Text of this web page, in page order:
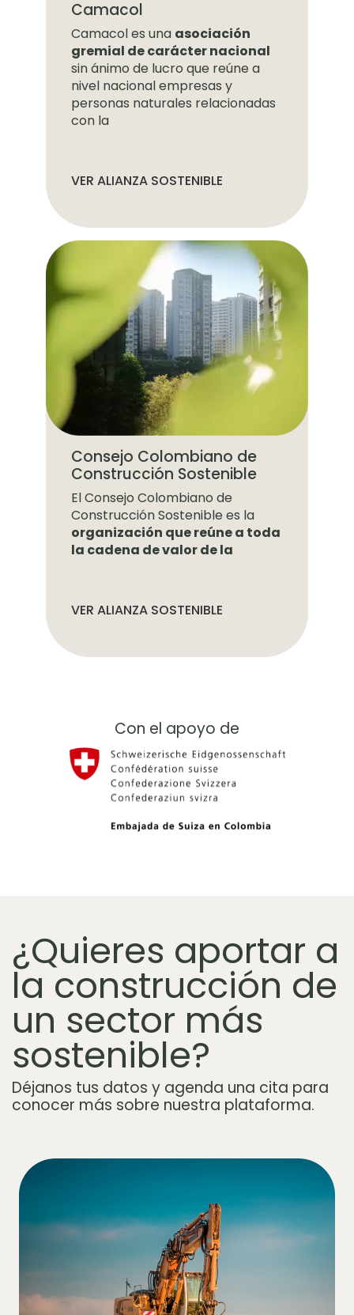
Camacol
Camacol es una asociación
gremial de carácter nacional
sin ánimo de lucro que reúne a
nivel nacional empresas y
personas naturales relacionadas
con la
VER ALIANZA SOSTENIBLE
Imagen
Consejo Colombiano de
Construcción Sostenible
El Consejo Colombiano de
Construcción Sostenible es la
organización que reúne a toda
la cadena de valor de la
VER ALIANZA SOSTENIBLE
Con el apoyo de
¿Quieres aportar a
la construcción de
un sector más
sostenible?
Déjanos tus datos y agenda una cita para
conocer más sobre nuestra plataforma.